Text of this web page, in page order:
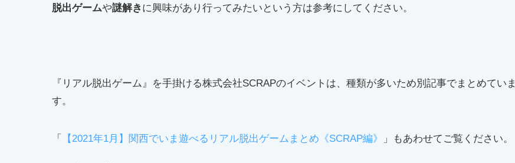
脱出ゲームや謎解き に興味があり行ってみたいという方は参考にしてください。
『リアル脱出ゲーム』を手掛ける株式会社SCRAPのイベントは、種類が多いため別記事でまとめていま
す。
「 【2021年1月】関西でいま遊べるリアル脱出ゲームまとめ《SCRAP編》 」もあわせてご覧ください。